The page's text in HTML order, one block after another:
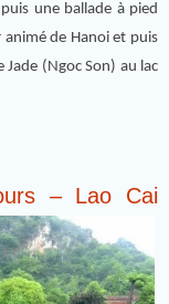
une ballade à pied
de Hanoi et puis
(Ngoc Son) au lac
– Lao Cai